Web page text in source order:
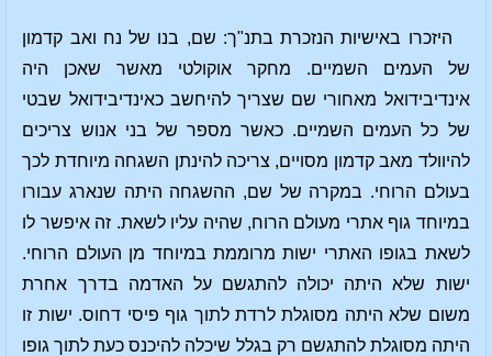
היזכרו באישיות הנזכרת בתנ"ך: שם, בנו של נח ואב קדמון
של העמים השמיים. מחקר אוקולטי מאשר שאכן היה
אינדיבידואל מאחורי שם שצריך להיחשב כאינדיבידואל שבטי
של כל העמים השמיים. כאשר מספר של בני אנוש צריכים
להיוולד מאב קדמון מסויים, צריכה להינתן השגחה מיוחדת לכך
בעולם הרוחי. במקרה של שם, ההשגחה היתה שנארג עבורו
במיוחד גוף אתרי מעולם הרוח, שהיה עליו לשאת. זה איפשר לו
לשאת בגופו האתרי ישות מרוממת במיוחד מן העולם הרוחי.
ישות שלא היתה יכולה להתגשם על האדמה בדרך אחרת
משום שלא היתה מסוגלת לרדת לתוך גוף פיסי דחוס. ישות זו
היתה מסוגלת להתגשם רק בגלל שיכלה להיכנס כעת לתוך גופו